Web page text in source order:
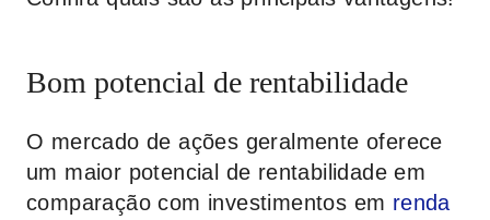
Bom potencial de rentabilidade
O mercado de ações geralmente oferece
um maior potencial de rentabilidade em
comparação com investimentos em renda